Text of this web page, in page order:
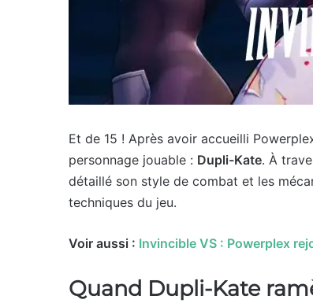
Et de 15 ! Après avoir accueilli
personnage jouable : Dupli-Kate. À
détaillé son style de combat et les
techniques du jeu.
Voir aussi : Invincible VS : Powerplex
Quand Dupli-Kate